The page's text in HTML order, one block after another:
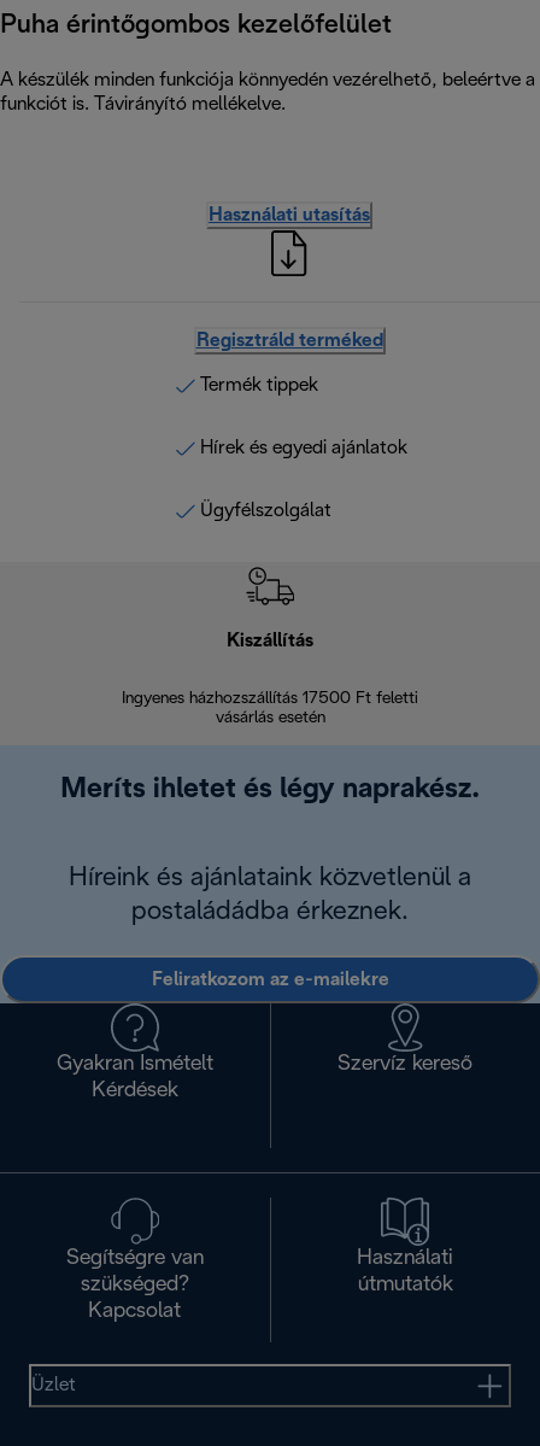
Puha érintőgombos kezelőfelület
A készülék minden funkciója könnyedén vezérelhető, beleértve
funkciót is. Távirányító mellékelve.
Használati utasítás
Regisztráld terméked
Termék tippek
Hírek és egyedi ajánlatok
Ügyfélszolgálat
Kiszállítás
Ingyenes házhozszállítás 17500 Ft feletti
vásárlás esetén
Meríts ihletet és légy naprakész.
Híreink és ajánlataink közvetlenül a
postaládádba érkeznek.
Feliratkozom az e-mailekre
Gyakran Ismételt
Kérdések
Szervíz kereső
Segítségre van
szükséged?
Kapcsolat
Használati
útmutatók
Üzlet